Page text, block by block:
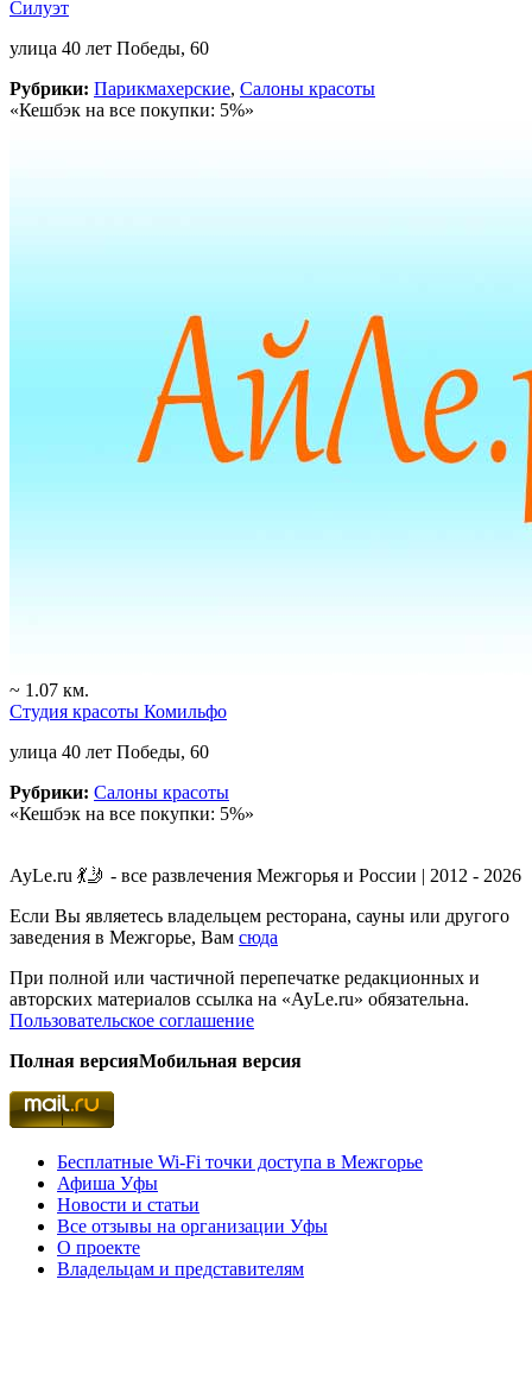
Силуэт
улица 40 лет Победы, 60
Рубрики: Парикмахерские, Салоны красоты
«Кешбэк на все покупки: 5%»
~ 1.07 км.
Студия красоты Комильфо
улица 40 лет Победы, 60
Рубрики: Салоны красоты
«Кешбэк на все покупки: 5%»
AyLe.ru 💃🤳 - все развлечения Межгорья и России | 2012 - 2026
Если Вы являетесь владельцем ресторана, сауны или другого
заведения в Межгорье, Вам сюда
При полной или частичной перепечатке редакционных и
авторских материалов ссылка на «AyLe.ru» обязательна.
Пользовательское соглашение
Полная версияМобильная версия
Бесплатные Wi-Fi точки доступа в Межгорье
Афиша Уфы
Новости и статьи
Все отзывы на организации Уфы
О проекте
Владельцам и представителям